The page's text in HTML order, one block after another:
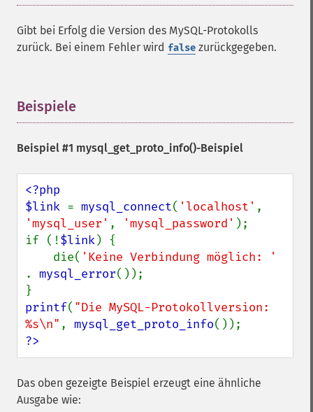
Gibt bei Erfolg die Version des MySQL-Protokolls
zurück. Bei einem Fehler wird false zurückgegeben.
Beispiele
Beispiel #1 mysql_get_proto_info()-Beispiel
<?php
$link = mysql_connect( 'localhost'
'mysql_user' , 'mysql_password' );
if (!$link) {
    die(
. mysql_error());
printf( "Die MySQL-Protokollversion:
%s\n" , mysql_get_proto_info
?>
Das oben gezeigte Beispiel erzeugt eine ähnliche
Ausgabe wie: